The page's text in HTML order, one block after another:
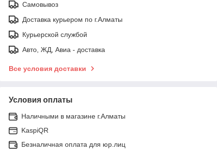
Самовывоз
Доставка курьером по г.Алматы
Курьерской службой
Авто, ЖД, Авиа - доставка
Все условия доставки
Условия оплаты
Наличными в магазине г.Алматы
KaspiQR
Безналичная оплата для юр.лиц